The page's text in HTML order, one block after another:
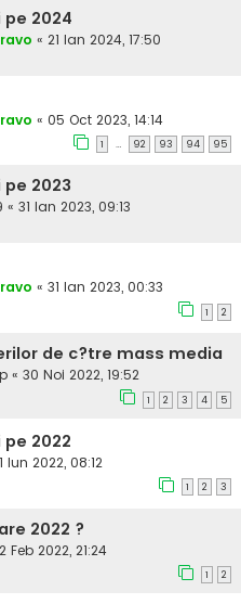
2024
« 21 Ian 2024, 17:50
« 05 Oct 2023, 14:14
1 … 92 93 94 95
2023
« 31 Ian 2023, 09:13
« 31 Ian 2023, 00:33
1 2
de c?tre mass media
« 30 Noi 2022, 19:52
1 2 3 4 5
2022
Iun 2022, 08:12
1 2 3
2022 ?
Feb 2022, 21:24
1 2